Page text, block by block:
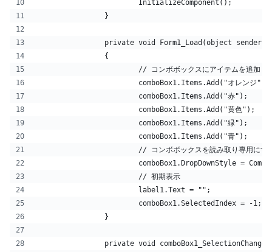
			InitializeComponent();
		}
private void Form1_Load(object sender,
		{
			// コンボボックスにアイテムを追加
			comboBox1.Items.Add("オレンジ");
			comboBox1.Items.Add("赤");
			comboBox1.Items.Add("黄色");
			comboBox1.Items.Add("緑");
			comboBox1.Items.Add("青");
// コンボボックスを読み取り専用にす
comboBox1.DropDownStyle =
			// 初期表示
			label1.Text = "";
comboBox1.SelectedIndex = -1;
		}
private void